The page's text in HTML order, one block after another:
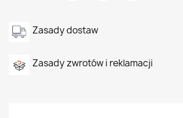
Zasady dostaw
Zasady zwrotów i reklamacji